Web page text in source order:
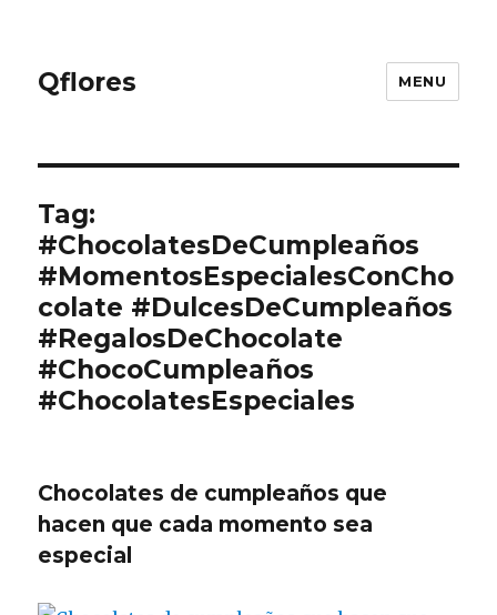
Qflores MENU
Tag:
#ChocolatesDeCumpleaños
#MomentosEspecialesConCho
colate #DulcesDeCumpleaños
#RegalosDeChocolate
#ChocoCumpleaños
#ChocolatesEspeciales
Chocolates de cumpleaños que
hacen que cada momento sea
especial